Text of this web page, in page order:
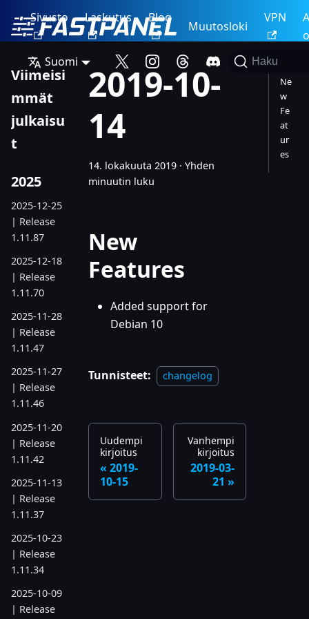
Sivusto Laskutus Blog
Muutosloki
VPN
Suomi
Haku
Viimeisi
mmät
julkaisu
t
2025
2025-12-25
| Release
1.11.87
2025-12-18
| Release
1.11.70
2025-11-28
| Release
1.11.47
2025-11-27
| Release
1.11.46
2025-11-20
| Release
1.11.42
2025-11-13
| Release
1.11.37
2025-10-23
| Release
1.11.34
2025-10-09
| Release
2019-10-
14
14. lokakuuta 2019 · Yhden
minuutin luku
New
Features
Added support for
Debian 10
Tunnisteet: changelog
Uudempi
kirjoitus
2019-
10-15
Vanhempi
kirjoitus
2019-03-
21
Ne
w
Fe
at
ur
es